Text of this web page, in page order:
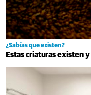
¿Sabías que existen?
Estas criaturas existen